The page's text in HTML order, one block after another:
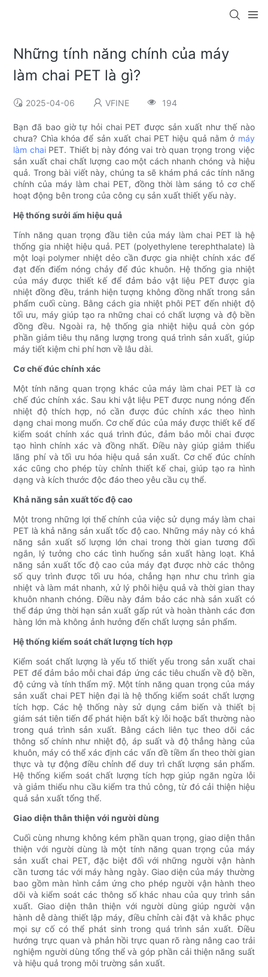
Những tính năng chính của máy
làm chai PET là gì?
2025-04-06 VFINE 194
Bạn đã bao giờ tự hỏi chai PET được sản xuất như thế nào
chưa? Chìa khóa để sản xuất chai PET hiệu quả nằm ở máy
làm chaiPET. Thiết bị này đóng vai trò quan trọng trong việc
sản xuất chai chất lượng cao một cách nhanh chóng và hiệu
quả. Trong bài viết này, chúng ta sẽ khám phá các tính năng
chính của máy làm chai PET, đồng thời làm sáng tỏ cơ chế
hoạt động bên trong của công cụ sản xuất thiết yếu này.
Hệ thống sưởi ấm hiệu quả
Tính năng quan trọng đầu tiên của máy làm chai PET là hệ
thống gia nhiệt hiệu quả. PET (polyethylene terephthalate) là
một loại polymer nhiệt dẻo cần được gia nhiệt chính xác để
đạt đến điểm nóng chảy để đúc khuôn. Hệ thống gia nhiệt
của máy được thiết kế để đảm bảo vật liệu PET được gia
nhiệt đồng đều, tránh hiện tượng không đồng nhất trong sản
phẩm cuối cùng. Bằng cách gia nhiệt phôi PET đến nhiệt độ
tối ưu, máy giúp tạo ra những chai có chất lượng và độ bền
đồng đều. Ngoài ra, hệ thống gia nhiệt hiệu quả còn góp
phần giảm tiêu thụ năng lượng trong quá trình sản xuất, giúp
máy tiết kiệm chi phí hơn về lâu dài.
Cơ chế đúc chính xác
Một tính năng quan trọng khác của máy làm chai PET là cơ
chế đúc chính xác. Sau khi vật liệu PET được nung nóng đến
nhiệt độ thích hợp, nó cần được đúc chính xác theo hình
dạng chai mong muốn. Cơ chế đúc của máy được thiết kế để
kiểm soát chính xác quá trình đúc, đảm bảo mỗi chai được
tạo hình chính xác và đồng nhất. Điều này giúp giảm thiểu
lãng phí và tối ưu hóa hiệu quả sản xuất. Cơ chế đúc chính
xác cũng cho phép tùy chỉnh thiết kế chai, giúp tạo ra hình
dạng và kích thước độc đáo theo yêu cầu cụ thể.
Khả năng sản xuất tốc độ cao
Một trong những lợi thế chính của việc sử dụng máy làm chai
PET là khả năng sản xuất tốc độ cao. Những máy này có khả
năng sản xuất số lượng lớn chai trong thời gian tương đối
ngắn, lý tưởng cho các tình huống sản xuất hàng loạt. Khả
năng sản xuất tốc độ cao của máy đạt được nhờ các thông
số quy trình được tối ưu hóa, chẳng hạn như chu trình gia
nhiệt và làm mát nhanh, xử lý phôi hiệu quả và thời gian thay
khuôn nhanh chóng. Điều này đảm bảo các nhà sản xuất có
thể đáp ứng thời hạn sản xuất gấp rút và hoàn thành các đơn
hàng lớn mà không ảnh hưởng đến chất lượng sản phẩm.
Hệ thống kiểm soát chất lượng tích hợp
Kiểm soát chất lượng là yếu tố thiết yếu trong sản xuất chai
PET để đảm bảo mỗi chai đáp ứng các tiêu chuẩn về độ bền,
độ cứng và tính thẩm mỹ. Một tính năng quan trọng của máy
sản xuất chai PET hiện đại là hệ thống kiểm soát chất lượng
tích hợp. Các hệ thống này sử dụng cảm biến và thiết bị
giám sát tiên tiến để phát hiện bất kỳ lỗi hoặc bất thường nào
trong quá trình sản xuất. Bằng cách liên tục theo dõi các
thông số chính như nhiệt độ, áp suất và độ thẳng hàng của
khuôn, máy có thể xác định các vấn đề tiềm ẩn theo thời gian
thực và tự động điều chỉnh để duy trì chất lượng sản phẩm.
Hệ thống kiểm soát chất lượng tích hợp giúp ngăn ngừa lỗi
và giảm thiểu nhu cầu kiểm tra thủ công, từ đó cải thiện hiệu
quả sản xuất tổng thể.
Giao diện thân thiện với người dùng
Cuối cùng nhưng không kém phần quan trọng, giao diện thân
thiện với người dùng là một tính năng quan trọng của máy
sản xuất chai PET, đặc biệt đối với những người vận hành
cần tương tác với máy hàng ngày. Giao diện của máy thường
bao gồm màn hình cảm ứng cho phép người vận hành theo
dõi và kiểm soát các thông số khác nhau của quy trình sản
xuất. Giao diện thân thiện với người dùng giúp người vận
hành dễ dàng thiết lập máy, điều chỉnh cài đặt và khắc phục
mọi sự cố có thể phát sinh trong quá trình sản xuất. Điều
hướng trực quan và phản hồi trực quan rõ ràng nâng cao trải
nghiệm người dùng tổng thể và góp phần cải thiện năng suất
và hiệu quả trong môi trường sản xuất.